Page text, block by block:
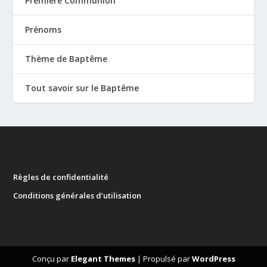
Prénoms
Thème de Baptême
Tout savoir sur le Baptême
Règles de confidentialité
Conditions générales d’utilisation
Conçu par Elegant Themes| Propulsé parWordPress